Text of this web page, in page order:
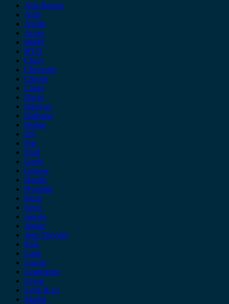
Alfa Romeo
Audi
Austin
Acura
BMW
BYD
Chery
Chevrolet
Citroen
Cupra
Dacia
Daewoo
Daihatsu
Dodge
DS
Fiat
Ford
Geely
Gonow
Honda
Hyundai
Isuzu
iveco
Jaecoo
Jaguar
Jeep Chrysler
KIA
Lada
Lancia
Leapmotor
Lexus
Lynk & co
Mazda